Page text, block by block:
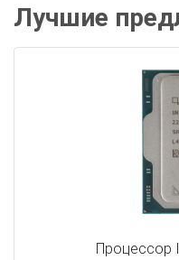
Лучшие
Процессор